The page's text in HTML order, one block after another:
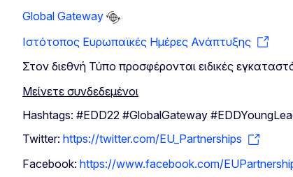
Global Gateway
Ιστότοπος Ευρωπαϊκές Ημέρες Ανάπτυξης
Στον διεθνή Τύπο προσφέρονται ειδικές
Μείνετε συνδεδεμένοι
Hashtags: #EDD22 #GlobalGateway
Twitter: https://twitter.com/EU_Partnerships
Facebook: https://www.facebook.com/